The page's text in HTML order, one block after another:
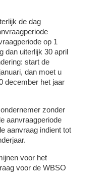
de dag
op 1
dan uiterlijk 30 april
start de
dan moet u
december het jaar
zonder
aanvraagperiode
aanvraag indient tot
voor het
voor de WBSO